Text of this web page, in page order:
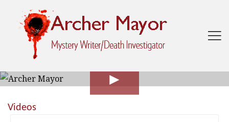

►
Videos